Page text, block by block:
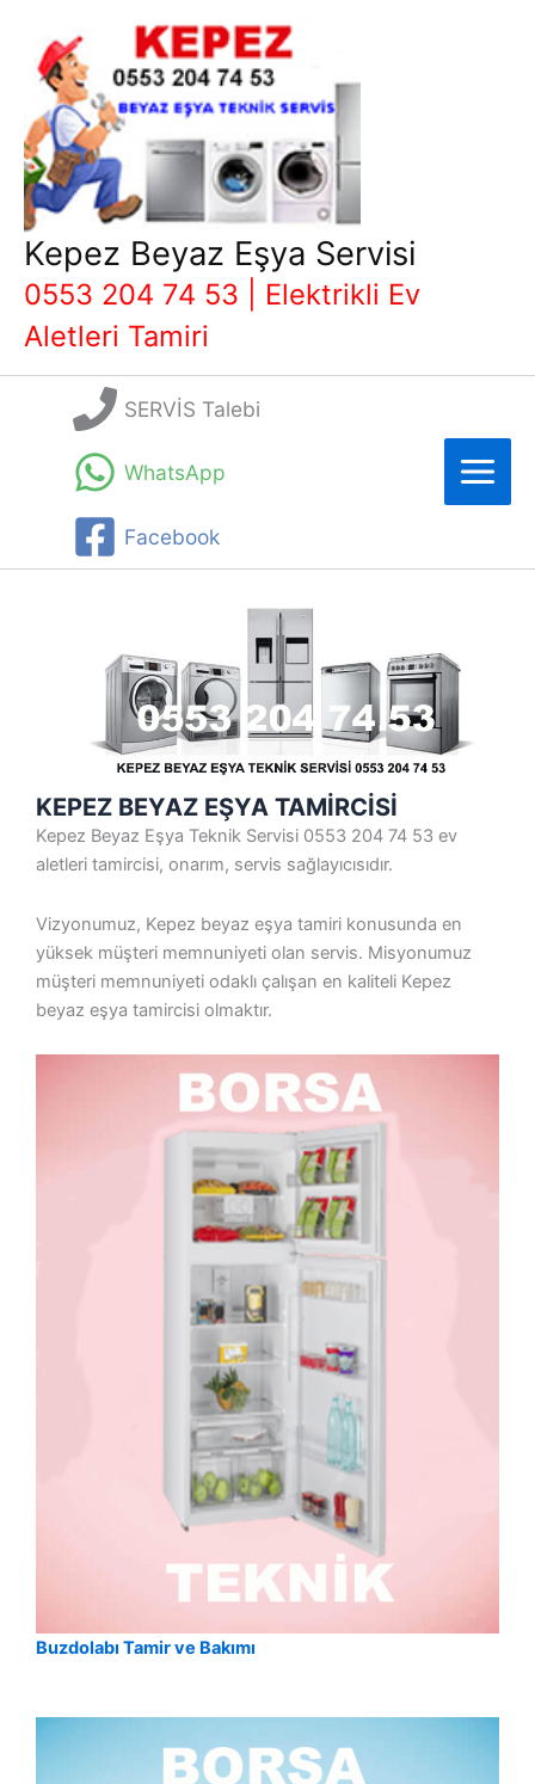
Kepez Beyaz Eşya Servisi
0553 204 74 53 | Elektrikli Ev
Aletleri Tamiri
SERVİS Talebi
WhatsApp
Facebook
KEPEZ BEYAZ EŞYA TAMİRCİSİ
Kepez Beyaz Eşya Teknik Servisi 0553 204 74 53 ev
aletleri tamircisi, onarım, servis sağlayıcısıdır.
Vizyonumuz, Kepez beyaz eşya tamiri konusunda en
yüksek müşteri memnuniyeti olan servis. Misyonumuz
müşteri memnuniyeti odaklı çalışan en kaliteli Kepez
beyaz eşya tamircisi olmaktır.
Buzdolabı Tamir ve Bakımı